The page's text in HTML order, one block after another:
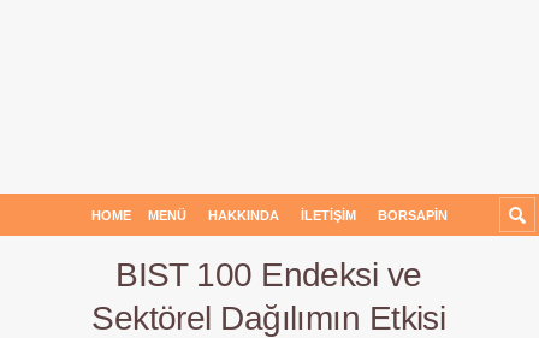
HOME MENÜ HAKKINDA İLETIŞIM BORSAPIN
BIST 100 Endeksi ve
Sektörel Dağılımın Etkisi